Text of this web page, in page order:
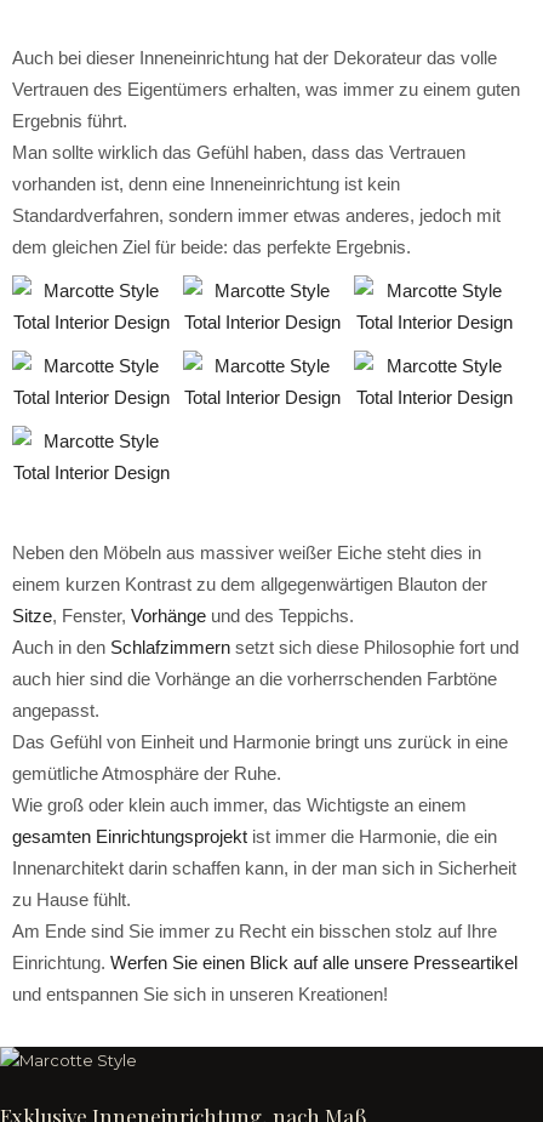
Auch bei dieser Inneneinrichtung hat der Dekorateur das volle
Vertrauen des Eigentümers erhalten, was immer zu einem guten
Ergebnis führt.
Man sollte wirklich das Gefühl haben, dass das Vertrauen
vorhanden ist, denn eine Inneneinrichtung ist kein
Standardverfahren, sondern immer etwas anderes, jedoch mit
dem gleichen Ziel für beide: das perfekte Ergebnis.
Neben den Möbeln aus massiver weißer Eiche steht dies in
einem kurzen Kontrast zu dem allgegenwärtigen Blauton der
Sitze, Fenster, Vorhänge und des Teppichs.
Auch in den Schlafzimmern setzt sich diese Philosophie fort und
auch hier sind die Vorhänge an die vorherrschenden Farbtöne
angepasst.
Das Gefühl von Einheit und Harmonie bringt uns zurück in eine
gemütliche Atmosphäre der Ruhe.
Wie groß oder klein auch immer, das Wichtigste an einem
gesamten Einrichtungsprojekt ist immer die Harmonie, die ein
Innenarchitekt darin schaffen kann, in der man sich in Sicherheit
zu Hause fühlt.
Am Ende sind Sie immer zu Recht ein bisschen stolz auf Ihre
Einrichtung. Werfen Sie einen Blick auf alle unsere Presseartikel
und entspannen Sie sich in unseren Kreationen!
Exklusive Inneneinrichtung, nach Maß